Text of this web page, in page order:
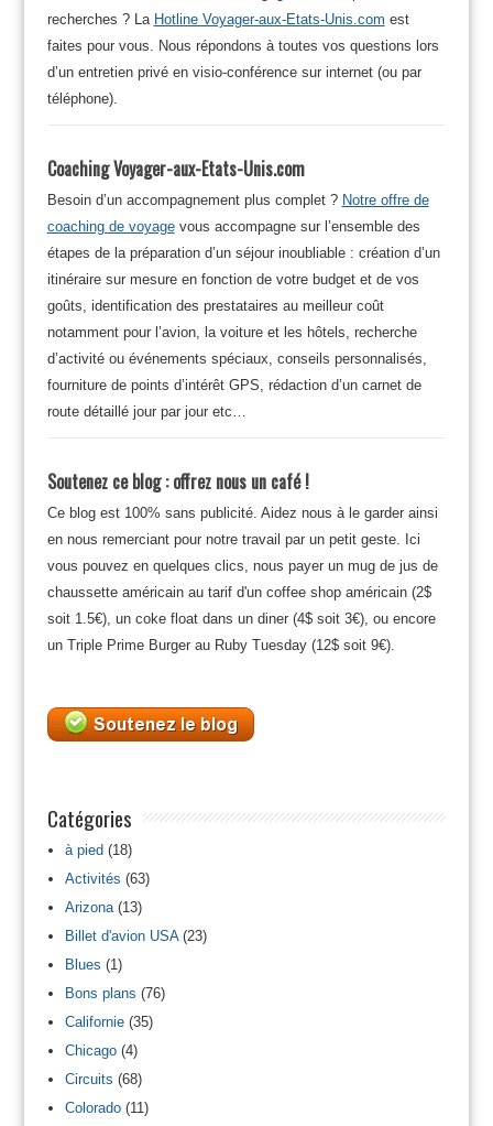
recherches ? La Hotline Voyager-aux-Etats-Unis.com est
faites pour vous. Nous répondons à toutes vos questions lors
d’un entretien privé en visio-conférence sur internet (ou par
téléphone).
Coaching Voyager-aux-Etats-Unis.com
Besoin d’un accompagnement plus complet ? Notre offre de
coaching de voyagevous accompagne sur l’ensemble des
étapes de la préparation d’un séjour inoubliable : création d’un
itinéraire sur mesure en fonction de votre budget et de vos
goûts, identification des prestataires au meilleur coût
notamment pour l’avion, la voiture et les hôtels, recherche
d’activité ou événements spéciaux, conseils personnalisés,
fourniture de points d’intérêt GPS, rédaction d’un carnet de
route détaillé jour par jour etc…
Soutenez ce blog : offrez nous un café !
Ce blog est 100% sans publicité. Aidez nous à le garder ainsi
en nous remerciant pour notre travail par un petit geste. Ici
vous pouvez en quelques clics, nous payer un mug de jus de
chaussette américain au tarif d'un coffee shop américain (2$
soit 1.5€), un coke float dans un diner (4$ soit 3€), ou encore
un Triple Prime Burger au Ruby Tuesday (12$ soit 9€).
Catégories
à pied(18)
Activités (63)
Arizona(13)
Billet d'avion USA(23)
Blues (1)
Bons plans (76)
Californie(35)
Chicago(4)
Circuits (68)
Colorado(11)